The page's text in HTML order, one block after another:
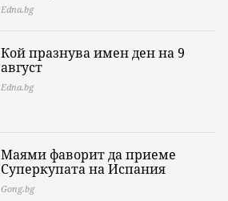
Edna.bg
Кой празнува имен ден на 9
август
Edna.bg
Маями фаворит да приеме
Суперкупата на Испания
Gong.bg